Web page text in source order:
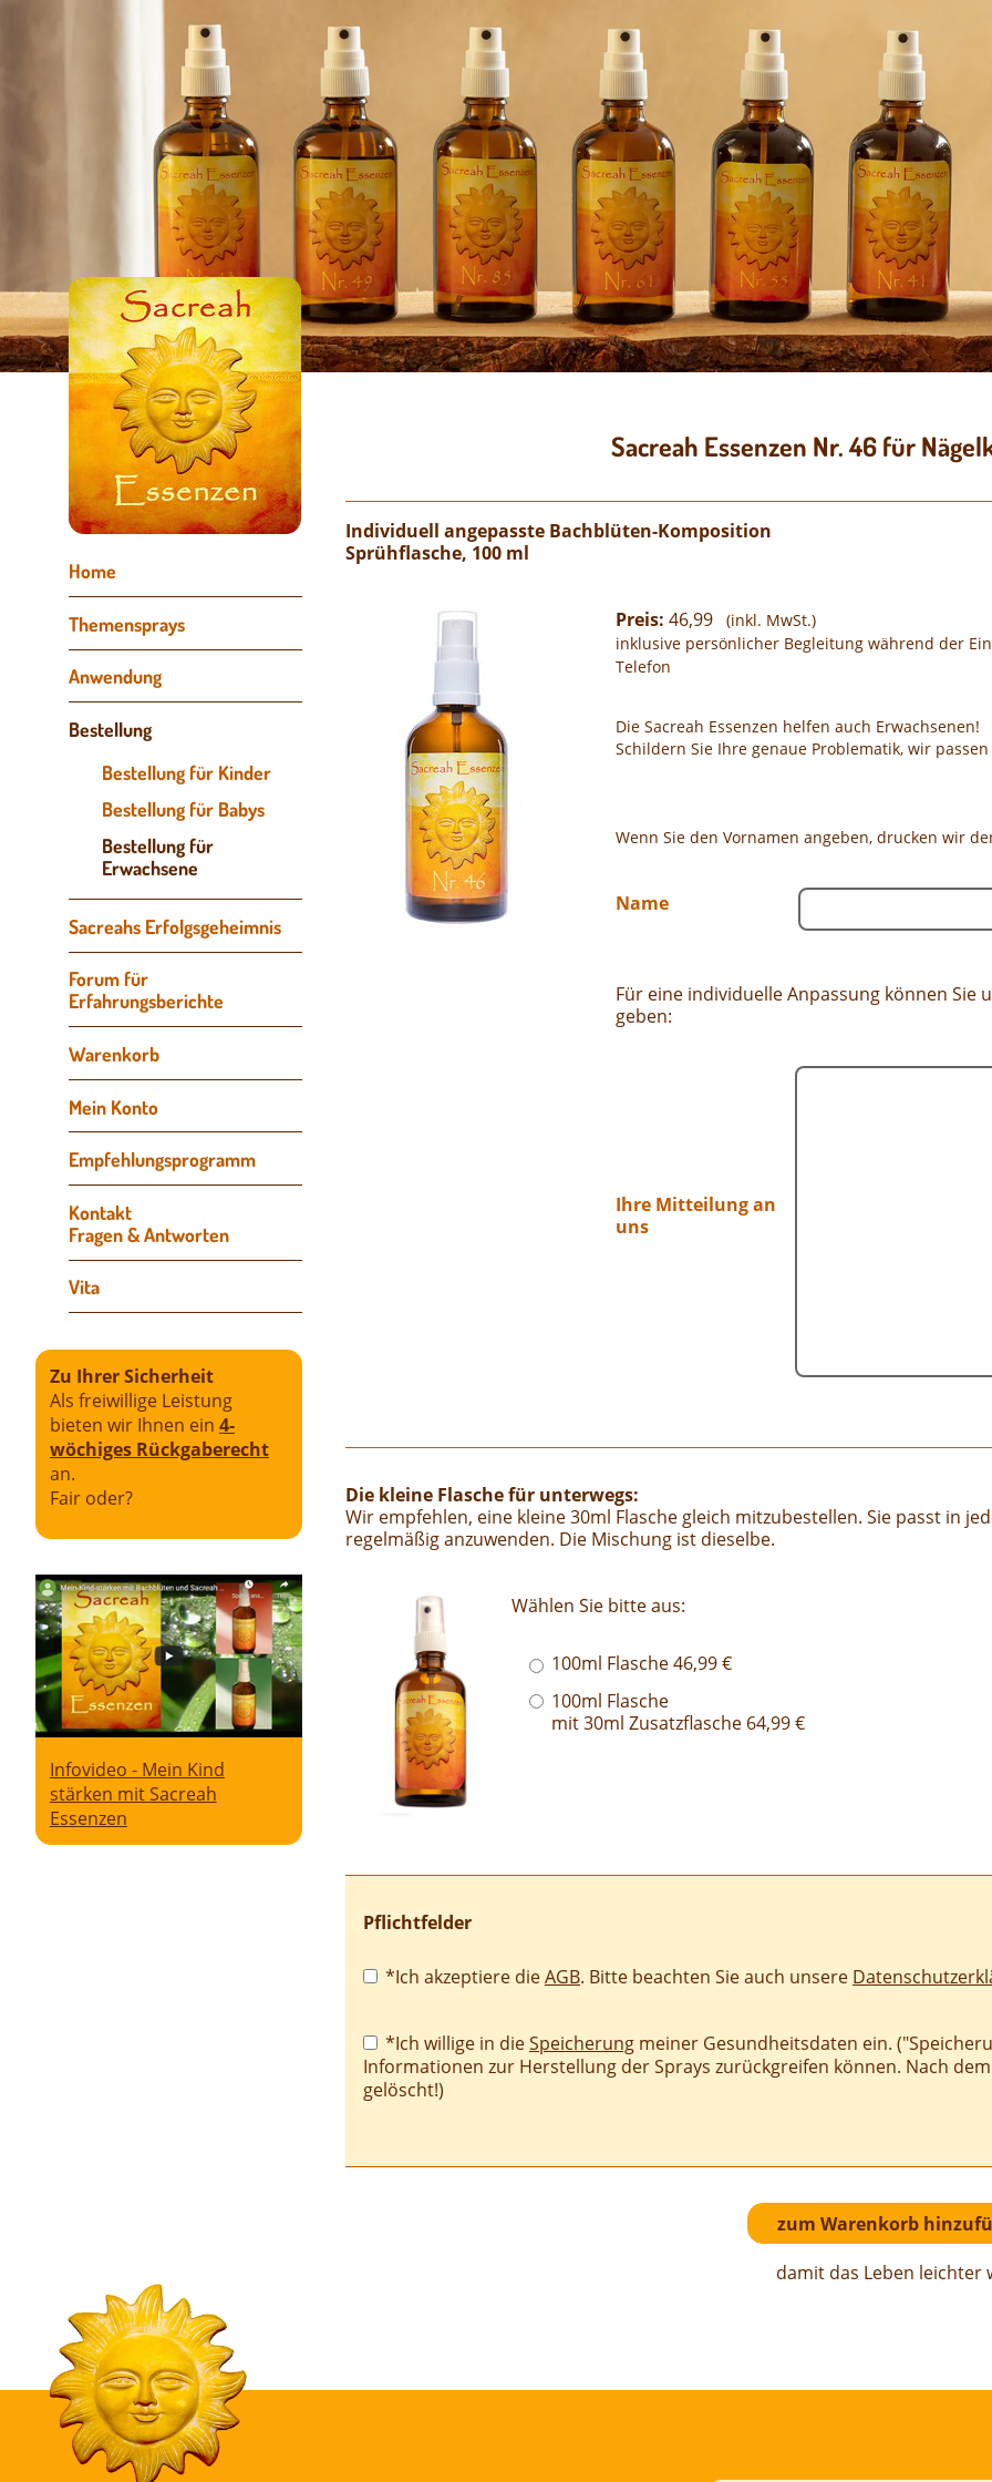
Sacreah Essenzen Nr. 46 für
Individuell angepasste Bachblüten-Komposition
Sprühflasche, 100 ml
Preis: 46,99
(inkl. MwSt.)
inklusive persönlicher Begleitung während der
Telefon
Die Sacreah Essenzen helfen auch Erwachsenen!
Schildern Sie Ihre genaue Problematik, wir
Wenn Sie den Vornamen angeben, drucken wir
Name
Für eine individuelle Anpassung können
geben:
Ihre Mitteilung an
uns
Die kleine Flasche für unterwegs:
Wir empfehlen, eine kleine 30ml Flasche gleich mitzubestellen. Sie passt in
regelmäßig anzuwenden. Die Mischung ist dieselbe.
Wählen Sie bitte aus:
100ml Flasche 46,99 €
100ml Flasche
mit 30ml Zusatzflasche 64,99 €
Pflichtfelder
Pflichtfeld
*Ich akzeptiere dieAGB. Bitte beachten Sie auch unsere
Pflichtfeld
*Ich willige in dieSpeicherung meiner Gesundheitsdaten ein.
Informationen zur Herstellung der Sprays zurückgreifen können. Nach
gelöscht!)
damit das Leben leichter
überspringen
Home
Themensprays
Anwendung
Bestellung
Bestellung für Kinder
Bestellung für Babys
Bestellung für
Erwachsene
Sacreahs Erfolgsgeheimnis
Forum für
Erfahrungsberichte
überspringen
Warenkorb
Mein Konto
Empfehlungsprogramm
Kontakt
Fragen & Antworten
Vita
Zu Ihrer Sicherheit
Als freiwillige Leistung
bieten wir Ihnen ein 4-
wöchiges Rückgaberecht
an.
Fair oder?
Infovideo - Mein Kind
stärken mit Sacreah
Essenzen